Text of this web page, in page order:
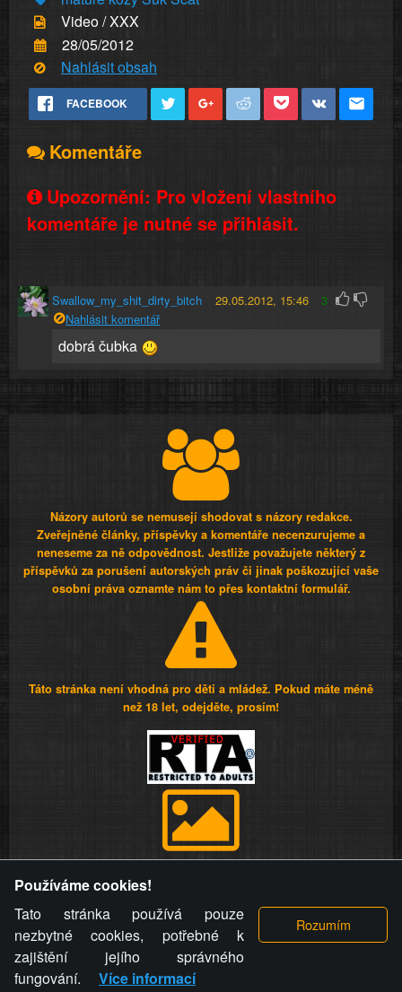
Video / XXX
28/05/2012
Nahlásit obsah
FACEBOOK
Komentáře
Upozornění: Pro vložení vlastního
komentáře je nutné se přihlásit.
Swallow_my_shit_dirty_bitch 29.05.2012, 15:46
3
Nahlásit komentář
dobrá čubka
Názory autorů se nemusejí shodovat s názory redakce.
Zveřejněné články, příspěvky a komentáře necenzurujeme a
neneseme za ně odpovědnost. Jestliže považujete některý z
příspěvků za porušení autorských práv či jinak poškozující vaše
osobní práva oznamte nám to přes kontaktní formulář.
Táto stránka není vhodná pro děti a mládež. Pokud máte méně
než 18 let, odejděte, prosím!
videa a komentáře. Osoba, které se toto opatření provozovatele
stránky týče, ani osoba, která umístila fotografii nebo video na
stránku, nemůže z důvodu odstranění fotografie, videa nebo
komentáře pro výše uvedenou okolnost uplatnit vůči
provozovateli stránky žádný nárok na náhradu škody nebo
nemajetkové újmy.
Používáme cookies!
Tato stránka používá pouze
nezbytné cookies, potřebné k
zajištění jejího správného
fungování.
Více informací